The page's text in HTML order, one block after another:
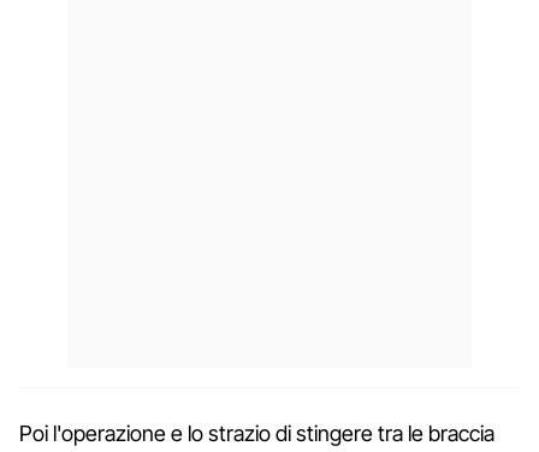
Poi l'operazione e lo strazio di stingere tra le braccia